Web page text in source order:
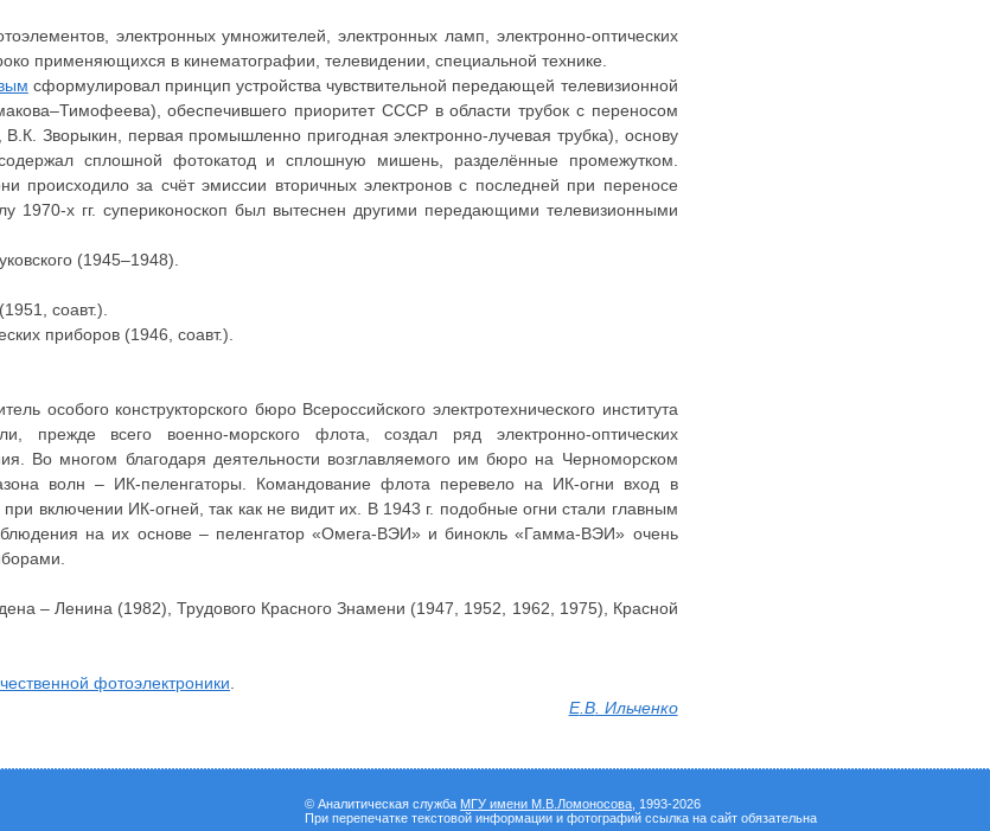
электронных умножителей, электронных ламп, электронно-оптических
применяющихся в кинематографии, телевидении, специальной технике.
сформулировал принцип устройства чувствительной передающей телевизионной
обеспечившего приоритет СССР в области трубок с переносом
Зворыкин, первая промышленно пригодная электронно-лучевая трубка), основу
содержал сплошной фотокатод и сплошную мишень, разделённые промежутком.
происходило за счёт эмиссии вторичных электронов с последней при переносе
1970-х гг. супериконоскоп был вытеснен другими передающими телевизионными
(1945–1948).
соавт.).
приборов (1946, соавт.).
особого конструкторского бюро Всероссийского электротехнического института
всего военно-морского флота, создал ряд электронно-оптических
Во многом благодаря деятельности возглавляемого им бюро на Черноморском
волн – ИК-пеленгаторы. Командование флота перевело на ИК-огни вход в
включении ИК-огней, так как не видит их. В 1943 г. подобные огни стали главным
на их основе – пеленгатор «Омега-ВЭИ» и бинокль «Гамма-ВЭИ» очень
– Ленина (1982), Трудового Красного Знамени (1947, 1952, 1962, 1975), Красной
фотоэлектроники
Е.В. Ильченко
© Аналитическая служба МГУ имени М.В.Ломоносова , 1993-2026
При перепечатке текстовой информации и фотографий ссылка на сайт обязательна